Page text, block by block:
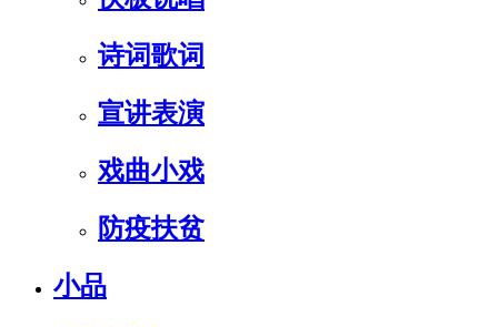
诗词歌词
宣讲表演
戏曲小戏
防疫扶贫
小品